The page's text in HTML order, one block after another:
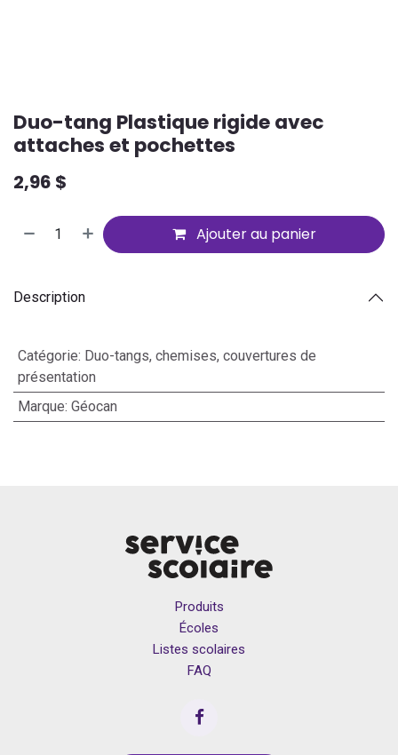
Duo-tang Plastique rigide avec
attaches et pochettes
2,96 $
Ajouter au panier
Description
Catégorie: Duo-tangs, chemises, couvertures de
présentation
Marque: Géocan
Produits
Écoles
Listes scolaires
FAQ